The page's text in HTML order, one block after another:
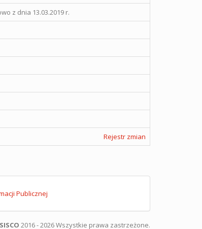
z dnia 13.03.2019 r.
Rejestr zmian
Publicznej
SISCO 2016 - 2026 Wszystkie prawa zastrzeżone.